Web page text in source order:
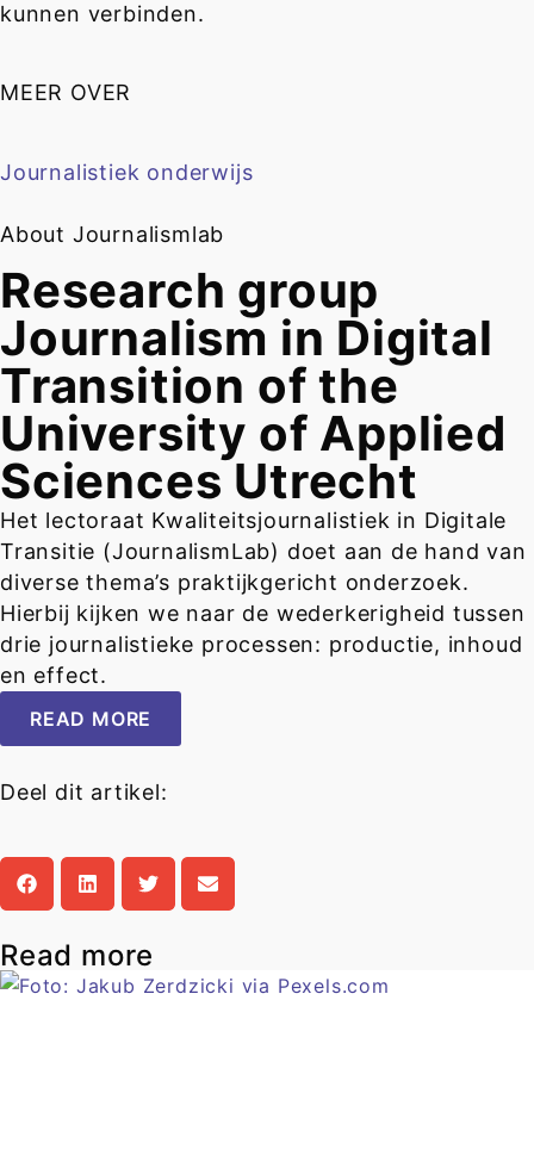
kunnen verbinden.
MEER OVER
Journalistiek onderwijs
About Journalismlab
Research group
Journalism in Digital
Transition of the
University of Applied
Sciences Utrecht
Het lectoraat Kwaliteitsjournalistiek in Digitale
Transitie (JournalismLab) doet aan de hand van
diverse thema’s praktijkgericht onderzoek.
Hierbij kijken we naar de wederkerigheid tussen
drie journalistieke processen: productie, inhoud
en effect.
READ MORE
Deel dit artikel:
Read more